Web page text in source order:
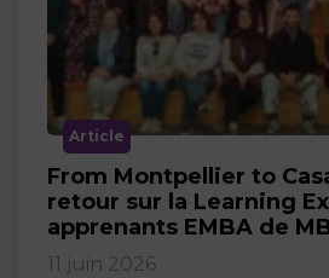
Article
From Montpellier to
retour sur la Learning
apprenants EMBA de
11 juin 2026